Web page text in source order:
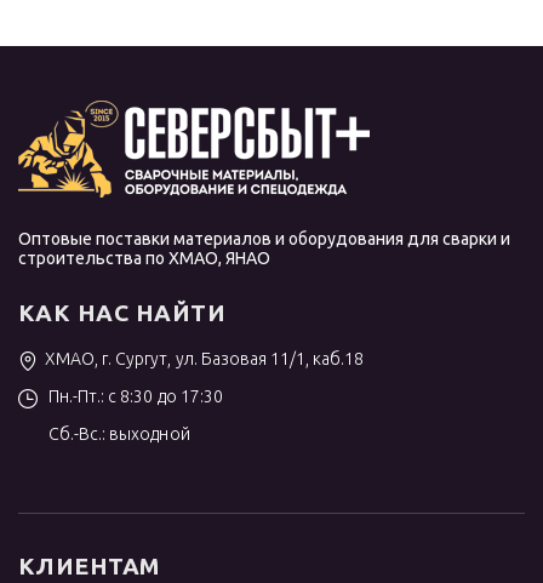
Оптовые поставки материалов и оборудования для сварки и
строительства по ХМАО, ЯНАО
КАК НАС НАЙТИ
ХМАО, г. Сургут, ул. Базовая 11/1, каб.18
Пн.-Пт.: с 8:30 до 17:30
Сб.-Вс.: выходной
КЛИЕНТАМ